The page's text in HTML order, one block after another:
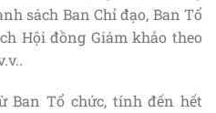
sách Ban Chỉ đạo, Ban Tổ
Hội đồng Giám khảo theo
Ban Tổ chức, tính đến hết